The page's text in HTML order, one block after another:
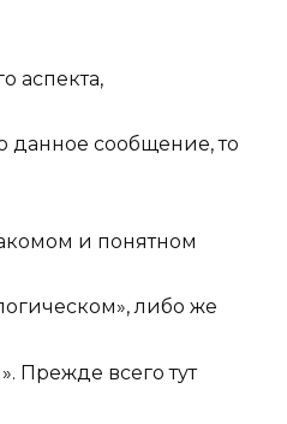
аспекта,
данное сообщение, то
и понятном
либо же
Прежде всего тут